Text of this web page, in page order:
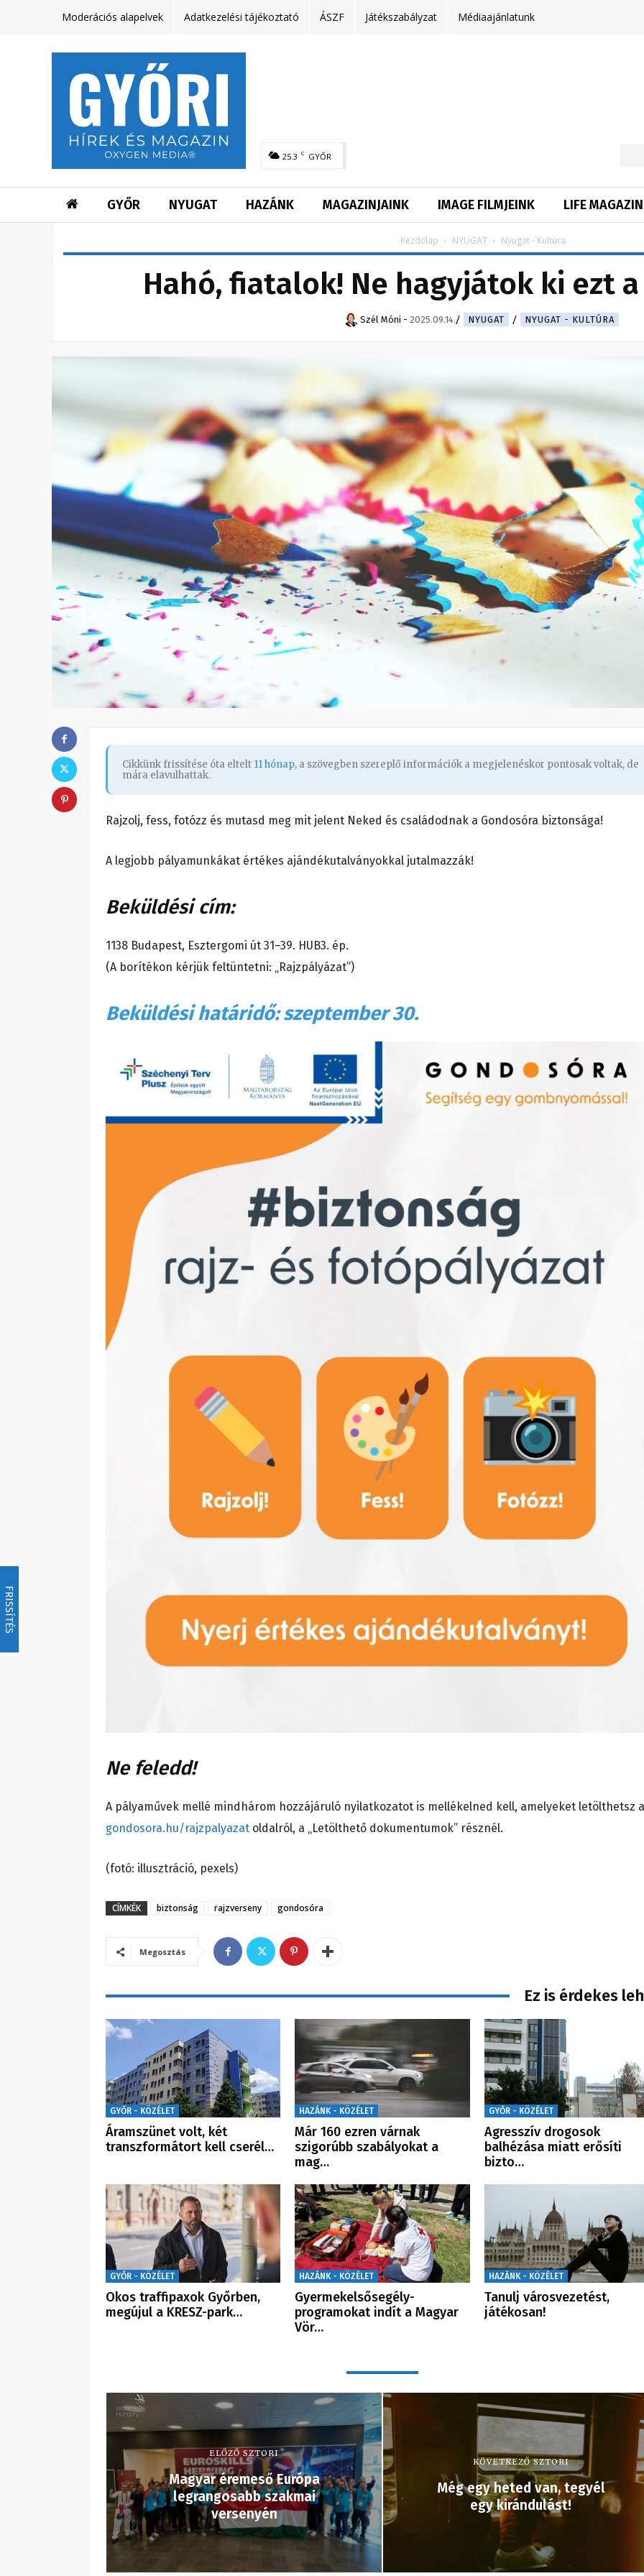
FRISSÍTÉS
Moderációs alapelvek Adatkezelési tájékoztató ÁSZF Játékszabályzat Médiaajánlatunk
25.3 C GYŐR
GYŐR NYUGAT HAZÁNK MAGAZINJAINK IMAGE FILMJEINK LIFE MAGAZIN
Kezdőlap NYUGAT Nyugat - Kultúra
Hahó, fiatalok! Ne hagyjátok ki ezt
Szél Móni - 2025.09.14. NYUGAT NYUGAT - KULTÚRA
Cikkünk frissítése óta eltelt 11 hónap, a szövegben szereplő információk a megjelenéskor pontosak voltak, de
mára elavulhattak.
Rajzolj, fess, fotózz és mutasd meg mit jelent Neked és családodnak a Gondosóra biztonsága!
A legjobb pályamunkákat értékes ajándékutalványokkal jutalmazzák!
Beküldési cím:
1138 Budapest, Esztergomi út 31–39. HUB3. ép.
(A borítékon kérjük feltüntetni: „Rajzpályázat”)
Beküldési határidő: szeptember 30.
Ne feledd!
A pályaművek mellé mindhárom hozzájáruló nyilatkozatot is mellékelned kell, amelyeket letölthetsz a
gondosora.hu/rajzpalyazat oldalról, a „Letölthető dokumentumok” résznél.
(fotó: illusztráció, pexels)
CÍMKÉK biztonság rajzverseny gondosóra
Megosztás
Ez is érdekes
GYŐR - KÖZÉLET
Áramszünet volt, két
transzformátort kell cserél…
HAZÁNK - KÖZÉLET
Már 160 ezren várnak
szigorúbb szabályokat a
mag…
GYŐR - KÖZÉLET
Agresszív drogosok
balhézása miatt erősíti
bizto…
GYŐR - KÖZÉLET
Okos traffipaxok Győrben,
megújul a KRESZ-park…
HAZÁNK - KÖZÉLET
Gyermekelsősegély-
programokat indít a Magyar
Vör…
HAZÁNK - KÖZÉLET
Tanulj városvezetést,
játékosan!
ELŐZŐ SZTORI
Magyar éremeső Európa
legrangosabb szakmai
versenyén
KÖVETKEZŐ SZTORI
Még egy heted van, tegyél
egy kirándulást!